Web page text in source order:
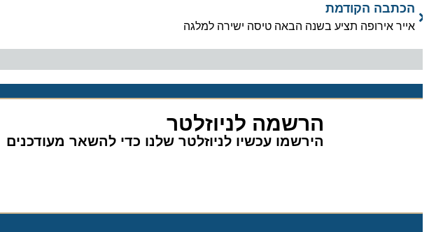
הכתבה הקודמת
אייר אירופה תציע בשנה הבאה טיסה ישירה למלגה
הרשמה לניוזלטר
הירשמו עכשיו לניוזלטר שלנו כדי להשאר מעודכנים